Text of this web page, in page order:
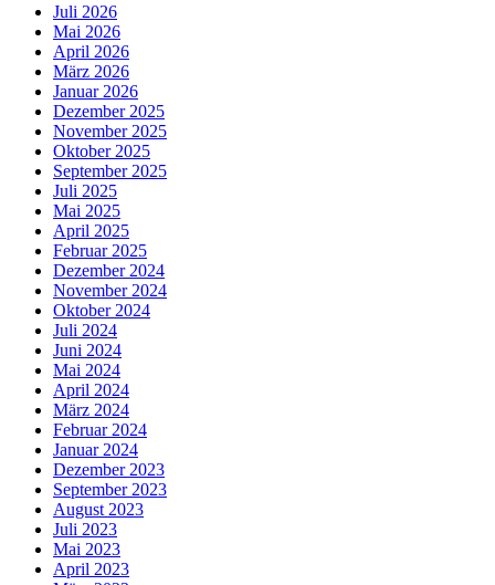
Juli 2026
Mai 2026
April 2026
März 2026
Januar 2026
Dezember 2025
November 2025
Oktober 2025
September 2025
Juli 2025
Mai 2025
April 2025
Februar 2025
Dezember 2024
November 2024
Oktober 2024
Juli 2024
Juni 2024
Mai 2024
April 2024
März 2024
Februar 2024
Januar 2024
Dezember 2023
September 2023
August 2023
Juli 2023
Mai 2023
April 2023